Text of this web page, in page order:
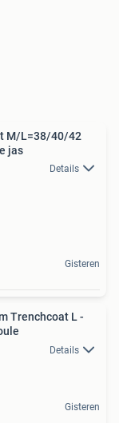
M/L=38/40/42
jas
Details
Gisteren
Trenchcoat L -
Details
Gisteren